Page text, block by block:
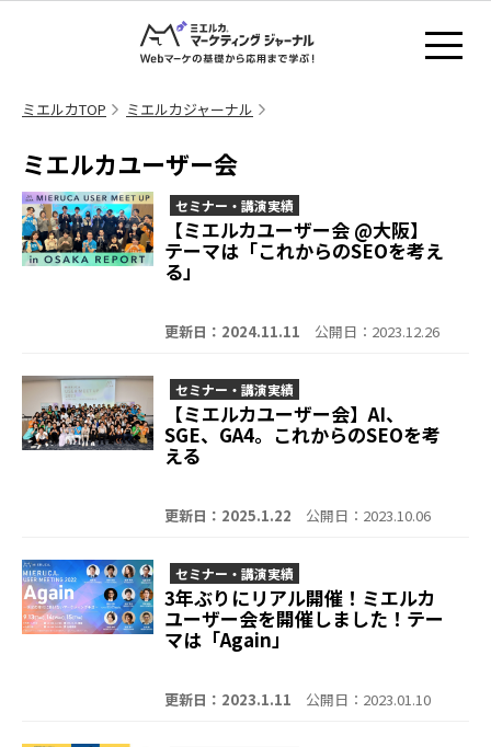
ミエルカTOP ミエルカジャーナル
ミエルカユーザー会
セミナー・講演実績
【ミエルカユーザー会 @大阪】
テーマは「これからのSEOを考え
る」
更新日：2024.11.11 公開日：2023.12.26
セミナー・講演実績
【ミエルカユーザー会】AI、
SGE、GA4。これからのSEOを考
える
更新日：2025.1.22 公開日：2023.10.06
セミナー・講演実績
3年ぶりにリアル開催！ミエルカ
ユーザー会を開催しました！テー
マは「Again」
更新日：2023.1.11 公開日：2023.01.10